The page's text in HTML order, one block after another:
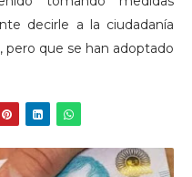
decirle a la ciudadanía
pero que se han adoptado